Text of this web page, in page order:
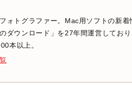
ォトグラファー。Mac用ソフトの新着
ダウンロード」を27年間運営してお
本以上。